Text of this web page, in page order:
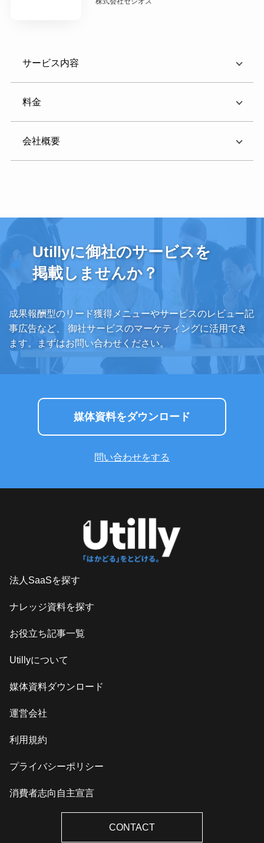
サービス内容
料金
会社概要
Utillyに御社のサービスを
掲載しませんか？
成果報酬型のリード獲得メニューやサービスのレビュー記
事広告など、
御社サービスのマーケティングに活用でき
ます。まずはお問い合わせください。
媒体資料をダウンロード
問い合わせをする
法人SaaSを探す
ナレッジ資料を探す
お役立ち記事一覧
Utillyについて
媒体資料ダウンロード
運営会社
利用規約
プライバシーポリシー
消費者志向自主宣言
CONTACT